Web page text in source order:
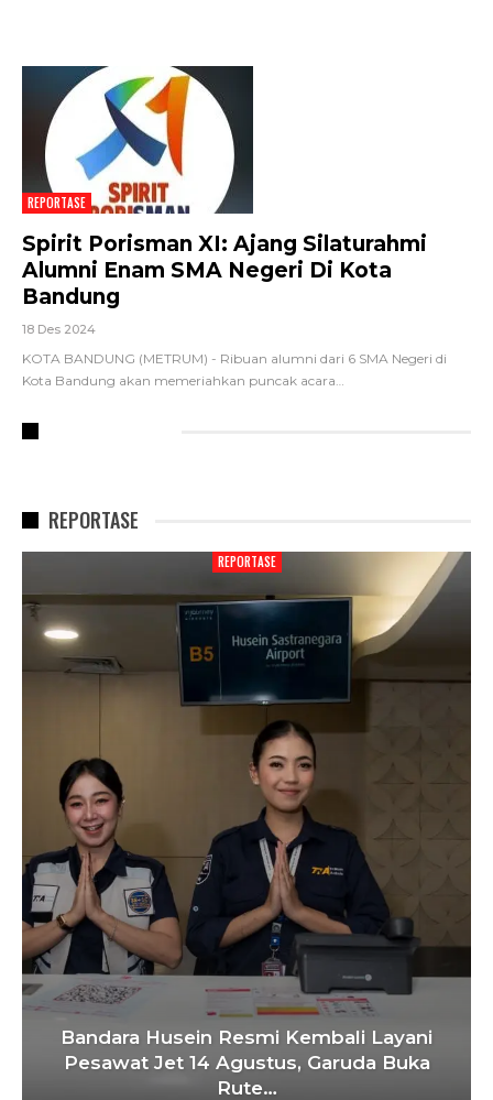
REPORTASE
Spirit Porisman XI: Ajang Silaturahmi
Alumni Enam SMA Negeri Di Kota
Bandung
18 Des 2024
KOTA BANDUNG (METRUM) - Ribuan alumni dari 6 SMA Negeri di
Kota Bandung akan memeriahkan puncak acara…
REPORTASE
REPORTASE
Bandara Husein Resmi Kembali Layani
Pesawat Jet 14 Agustus, Garuda Buka
Rute…